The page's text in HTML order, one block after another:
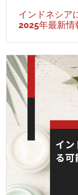
インドネシア
2025年最新情